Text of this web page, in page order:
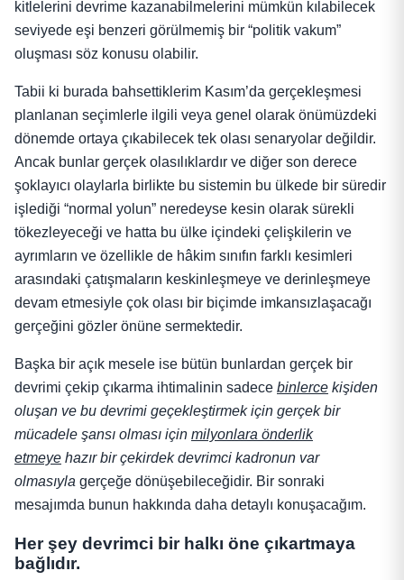
kitlelerini devrime kazanabilmelerini mümkün kılabilecek
seviyede eşi benzeri görülmemiş bir “politik vakum”
oluşması söz konusu olabilir.
Tabii ki burada bahsettiklerim Kasım’da gerçekleşmesi
planlanan seçimlerle ilgili veya genel olarak önümüzdeki
dönemde ortaya çıkabilecek tek olası senaryolar değildir.
Ancak bunlar gerçek olasılıklardır ve diğer son derece
şoklayıcı olaylarla birlikte bu sistemin bu ülkede bir süredir
işlediği “normal yolun” neredeyse kesin olarak sürekli
tökezleyeceği ve hatta bu ülke içindeki çelişkilerin ve
ayrımların ve özellikle de hâkim sınıfın farklı kesimleri
arasındaki çatışmaların keskinleşmeye ve derinleşmeye
devam etmesiyle çok olası bir biçimde imkansızlaşacağı
gerçeğini gözler önüne sermektedir.
Başka bir açık mesele ise bütün bunlardan gerçek bir
devrimi çekip çıkarma ihtimalinin sadece binlerce kişiden
oluşan ve bu devrimi geçekleştirmek için gerçek bir
mücadele şansı olması için milyonlara önderlik
etmeye hazır bir çekirdek devrimci kadronun var
olmasıyla gerçeğe dönüşebileceğidir. Bir sonraki
mesajımda bunun hakkında daha detaylı konuşacağım.
Her şey devrimci bir halkı öne çıkartmaya
bağlıdır.